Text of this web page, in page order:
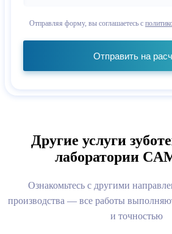
Отправляя форму, вы соглашаетесь с
Отправить на
Другие услуги
лаборатории
Ознакомьтесь с другими
производства — все работы
и точностью